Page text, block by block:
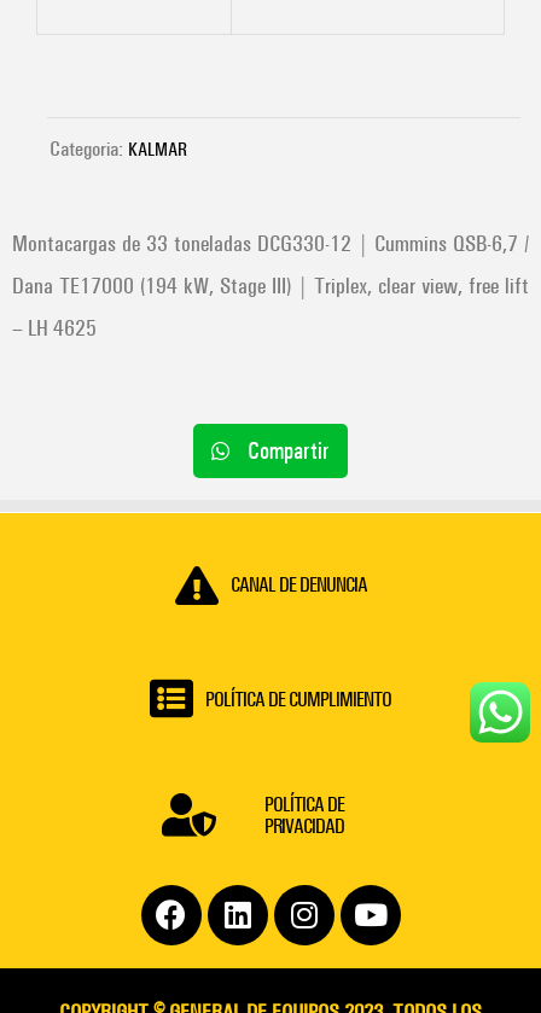
Categoria: KALMAR
Montacargas de 33 toneladas DCG330-12 | Cummins QSB-6,7 /
Dana TE17000 (194 kW, Stage III) | Triplex, clear view, free lift
– LH 4625
Compartir
CANAL DE DENUNCIA
POLÍTICA DE CUMPLIMIENTO
POLÍTICA DE
PRIVACIDAD
Facebook
LinkedinInstagram
Youtube